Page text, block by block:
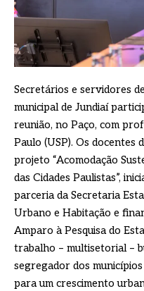
Secretários e servidores
municipal de Jundiaí
reunião, no Paço, com
Paulo (USP). Os docentes
projeto “Acomodação
das Cidades Paulistas”,
parceria da Secretaria
Urbano e Habitação e
Amparo à Pesquisa do
trabalho – multisetorial –
segregador dos
para um crescimento